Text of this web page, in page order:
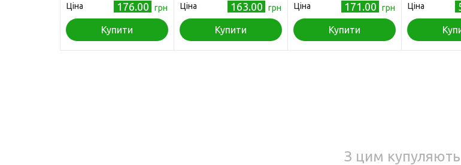
Ціна 176.00 грн
Купити
Ціна 163.00 грн
Купити
Ціна 171.00 грн
Купити
Ціна
З цим купуляють